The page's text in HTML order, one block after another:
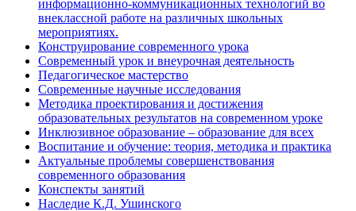
информационно-коммуникационных технологий во
внеклассной работе на различных школьных
мероприятиях.
Конструирование современного урока
Современный урок и внеурочная деятельность
Педагогическое мастерство
Современные научные исследования
Методика проектирования и достижения
образовательных результатов на современном уроке
Инклюзивное образование – образование для всех
Воспитание и обучение: теория, методика и практика
Актуальные проблемы совершенствования
современного образования
Конспекты занятий
Наследие К.Д. Ушинского